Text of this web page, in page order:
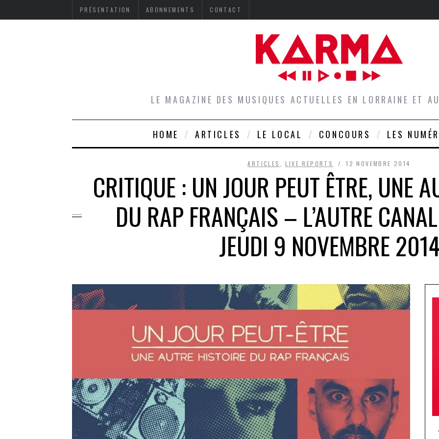
PRÉSENTATION ABONNEMENTS CONTACT
LE MAGAZINE DES MUSIQUES ACTUELLES EN LORRAINE ET
HOME ARTICLES LE LOCAL CONCOURS LES
ARTICLES ,LIVE REPORTS 12 NOVEMBRE 2014
CRITIQUE : UN JOUR PEUT ÊTRE, UNE
DU RAP FRANÇAIS – L’AUTRE
JEUDI 9 NOVEMBRE